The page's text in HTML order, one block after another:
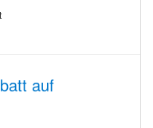
auf